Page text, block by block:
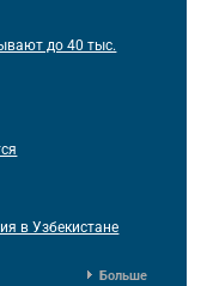
до 40 тыс.
в Узбекистане
Больше